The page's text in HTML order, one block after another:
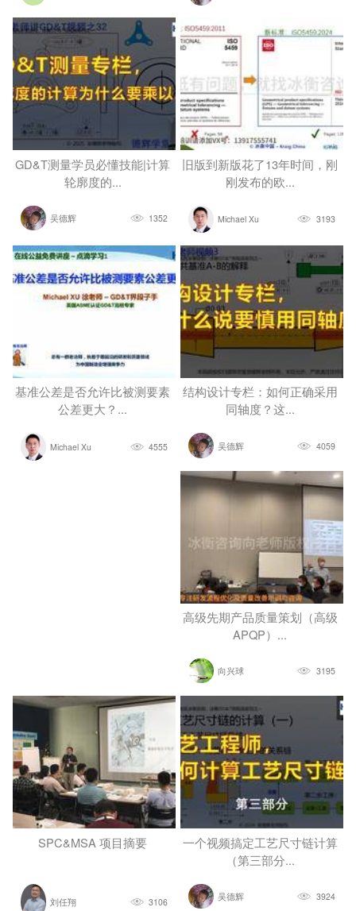
GD&T测量学员必懂技能|计算
轮廓度的...
吴德辉 1352
旧版到新版花了13年时间，刚
刚发布的欧...
Michael Xu 3193
基准公差是否允许比被测要素
公差更大？...
Michael Xu 4555
结构设计专栏：如何正确采用
同轴度？这...
吴德辉 4059
高级先期产品质量策划（高级
APQP）...
向兴球 3195
SPC&MSA 项目摘要
刘任翔 3106
一个视频搞定工艺尺寸链计算
（第三部分...
吴德辉 3924